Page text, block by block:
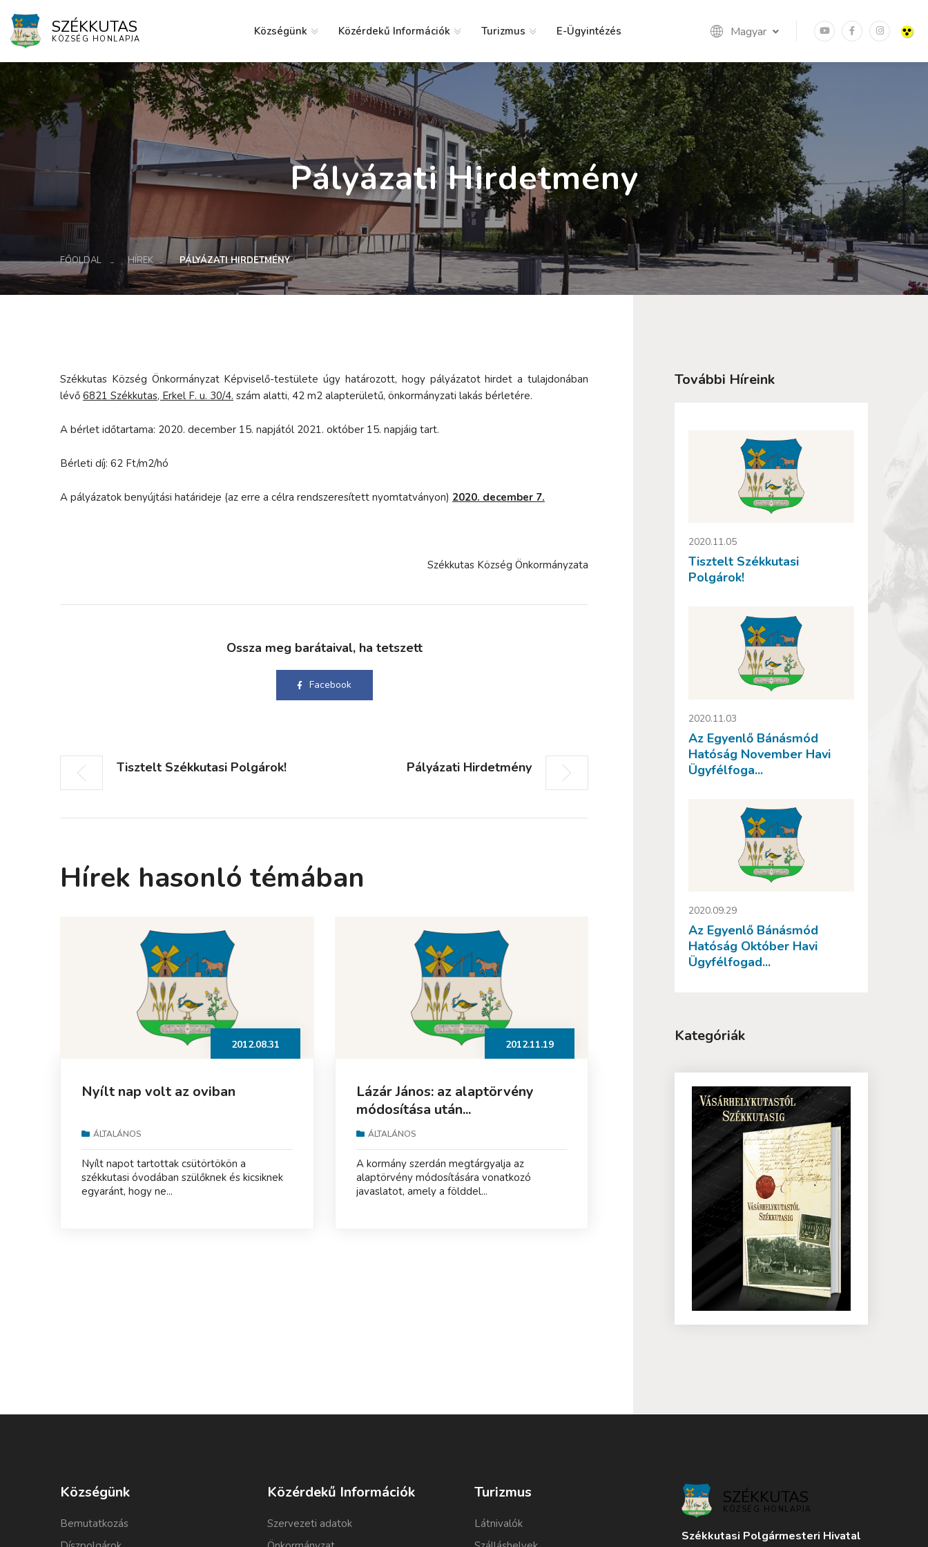
SZÉKKUTAS
KÖZSÉG HONLAPJA Magyar
Községünk Közérdekű Információk Turizmus E-Ügyintézés
Elérhetőség
Pályázati Hirdetmény
FŐOLDAL HÍREK PÁLYÁZATI HIRDETMÉNY
Székkutas Község Önkormányzat Képviselő-testülete úgy határozott, hogy pályázatot hirdet a tulajdonában
lévő 6821 Székkutas, Erkel F. u. 30/4. szám alatti, 42 m2 alapterületű, önkormányzati lakás bérletére.
A bérlet időtartama: 2020. december 15. napjától 2021. október 15. napjáig tart.
Bérleti díj: 62 Ft/m2/hó
A pályázatok benyújtási határideje (az erre a célra rendszeresített nyomtatványon) 2020. december 7.
Székkutas Község Önkormányzata
Ossza meg barátaival, ha tetszett
Facebook
Tisztelt Székkutasi Polgárok! Pályázati Hirdetmény
Hírek hasonló témában
2012.08.31
Nyílt nap volt az oviban
ÁLTALÁNOS
Nyílt napot tartottak csütörtökön a
székkutasi óvodában szülőknek és kicsiknek
egyaránt, hogy ne...
2012.11.19
Lázár János: az alaptörvény
módosítása után...
ÁLTALÁNOS
A kormány szerdán megtárgyalja az
alaptörvény módosítására vonatkozó
javaslatot, amely a földdel...
További Híreink
2020.11.05
Tisztelt Székkutasi
Polgárok!
2020.11.03
Az Egyenlő Bánásmód
Hatóság November Havi
Ügyfélfoga...
2020.09.29
Az Egyenlő Bánásmód
Hatóság Október Havi
Ügyfélfogad...
Kategóriák
Községünk
Bemutatkozás
Közérdekű Információk
Szervezeti adatok
Turizmus
Látnivalók
SZÉKKUTAS
KÖZSÉG HONLAPJA
Székkutasi Polgármesteri Hivatal